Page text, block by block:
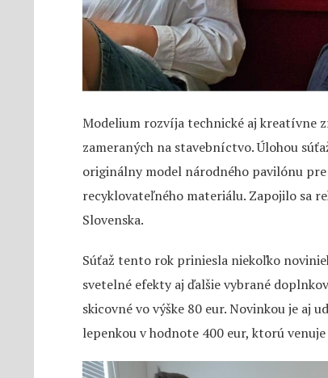
Modelium rozvíja technické aj kreatívne
zameraných na stavebníctvo. Úlohou
originálny model národného pavilónu
recyklovateľného materiálu. Zapojilo sa
Slovenska.
Súťaž tento rok priniesla niekoľko
svetelné efekty aj ďalšie vybrané
skicovné vo výške 80 eur. Novinkou je aj
lepenkou v hodnote 400 eur, ktorú